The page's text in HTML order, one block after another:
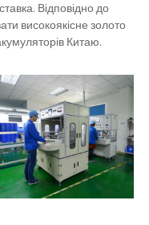
Відповідно до
високоякісне золото
Китаю.